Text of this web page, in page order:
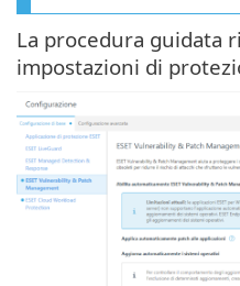
La procedura guidata
impostazioni di